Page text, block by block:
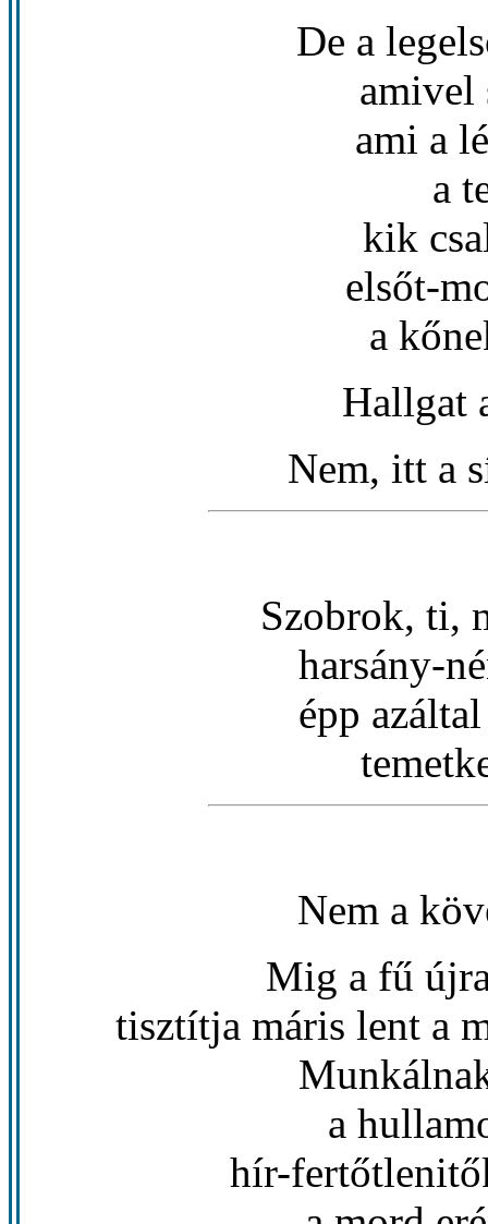
De a
amivel
ami a
a
kik
elsőt-
a
Hallgat
Nem, itt a
Szobrok, ti,
harsány-
épp
Nem a
Mig a fű
tisztítja máris lent a
a
hír-